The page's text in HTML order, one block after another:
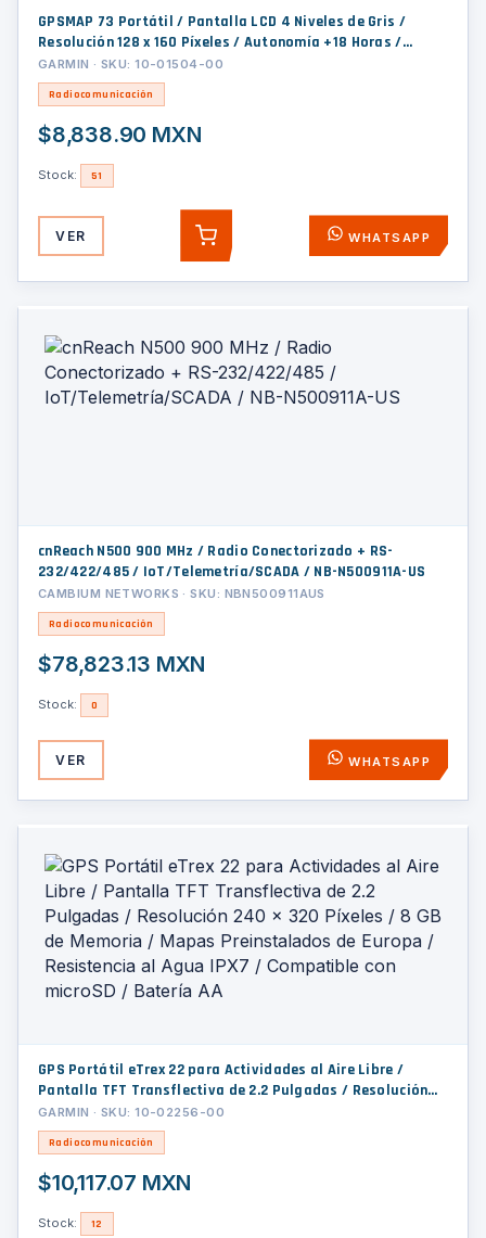
GPSMAP 73 Portátil / Pantalla LCD 4 Niveles de Gris /
Resolución 128 x 160 Píxeles / Autonomía +18 Horas /
Resistencia al Agua IPX7 / Receptor de Alta Sensibilidad /
1000 Waypoints / 100 Tracks / Flotante / Calendario de
Caza y
GARMIN · SKU: 10-01504-00
Radiocomunicación
$8,838.90 MXN
Stock: 51
VER AGREGAR WHATSAPP
cnReach N500 900 MHz / Radio Conectorizado + RS-
232/422/485 / IoT/Telemetría/SCADA / NB-N500911A-US
CAMBIUM NETWORKS · SKU: NBN500911AUS
Radiocomunicación
$78,823.13 MXN
Stock: 0
VER WHATSAPP
GPS Portátil eTrex 22 para Actividades al Aire Libre /
Pantalla TFT Transflectiva de 2.2 Pulgadas / Resolución
240 x 320 Píxeles / 8 GB de Memoria / Mapas Preinstalados
de Europa / Resistencia al Agua IPX7 / Compatible con
microSD / Batería AA
GARMIN · SKU: 10-02256-00
Radiocomunicación
$10,117.07 MXN
Stock: 12